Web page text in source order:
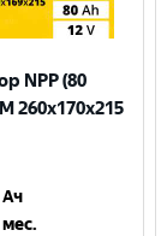
NPP (80
260x170x215
Ач
мес.